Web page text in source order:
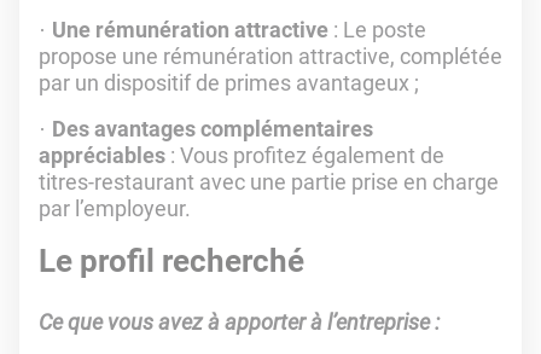
· Une rémunération attractive : Le poste
propose une rémunération attractive, complétée
par un dispositif de primes avantageux ;
· Des avantages complémentaires
appréciables : Vous profitez également de
titres-restaurant avec une partie prise en charge
par l’employeur.
Le profil recherché
Ce que vous avez à apporter à l’entreprise :